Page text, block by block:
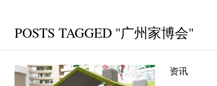
POSTS TAGGED "广州家博会"
资讯